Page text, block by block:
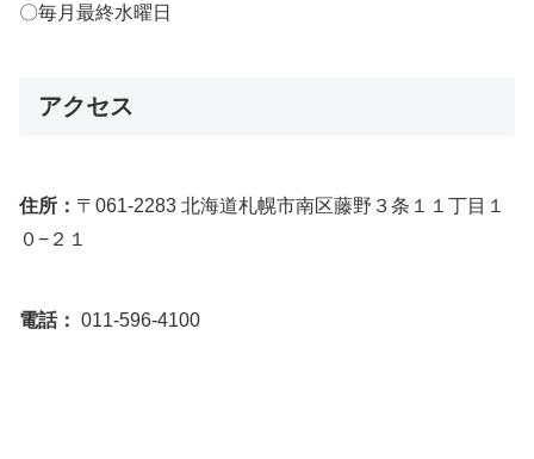
〇毎月最終水曜日
アクセス
住所： 〒061-2283 北海道札幌市南区藤野３条１１丁目１
０−２１
電話： 011-596-4100